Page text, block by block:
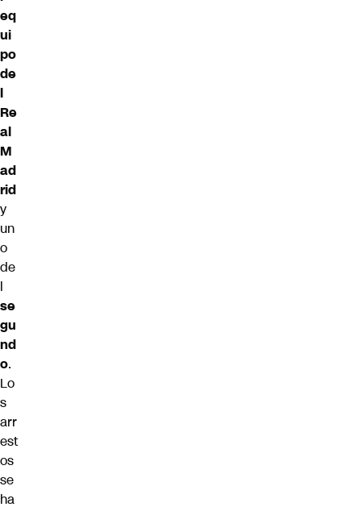
eq
ui
po
de
l
Re
al
M
ad
rid
y
un
o
de
l
se
gu
nd
o.
Lo
s
arr
est
os
se
ha